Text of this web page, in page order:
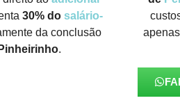
30% do salário-
da conclusão
.